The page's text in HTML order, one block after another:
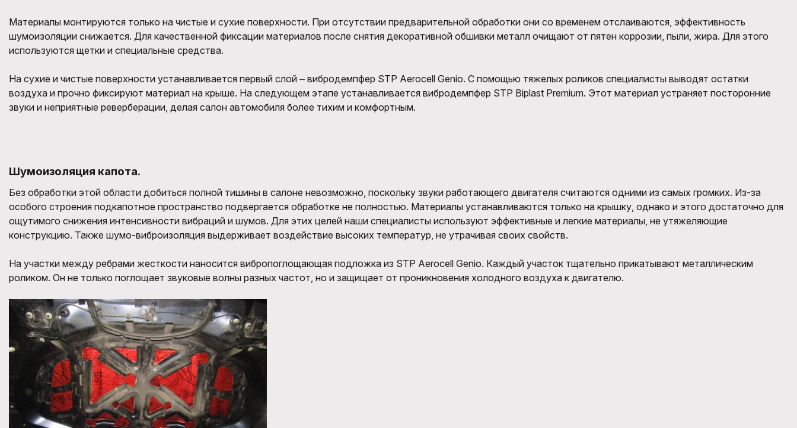
Материалы монтируются только на чистые и сухие поверхности. При отсутствии предварительной обработки они со временем отслаиваются, эффективность
шумоизоляции снижается. Для качественной фиксации материалов после снятия декоративной обшивки металл очищают от пятен коррозии, пыли, жира. Для этого
используются щетки и специальные средства.
На сухие и чистые поверхности устанавливается первый слой ‒ вибродемпфер STP Aerocell Genio. С помощью тяжелых роликов специалисты выводят остатки
воздуха и прочно фиксируют материал на крыше. На следующем этапе устанавливается вибродемпфер STP Biplast Premium. Этот материал устраняет посторонние
звуки и неприятные реверберации, делая салон автомобиля более тихим и комфортным.
Шумоизоляция капота.
Без обработки этой области добиться полной тишины в салоне невозможно, поскольку звуки работающего двигателя считаются одними из самых громких. Из-за
особого строения подкапотное пространство подвергается обработке не полностью. Материалы устанавливаются только на крышку, однако и этого достаточно для
ощутимого снижения интенсивности вибраций и шумов. Для этих целей наши специалисты используют эффективные и легкие материалы, не утяжеляющие
конструкцию. Также шумо-виброизоляция выдерживает воздействие высоких температур, не утрачивая своих свойств.
На участки между ребрами жесткости наносится вибропоглощающая подложка из STP Aerocell Genio. Каждый участок тщательно прикатывают металлическим
роликом. Он не только поглощает звуковые волны разных частот, но и защищает от проникновения холодного воздуха к двигателю.